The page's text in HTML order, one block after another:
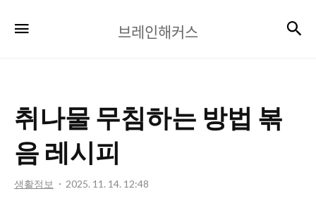
레
커
브레인해커스
취나물 무침하는 방법 볶
음 레시피
생활정보 2025. 11. 14. 12:48